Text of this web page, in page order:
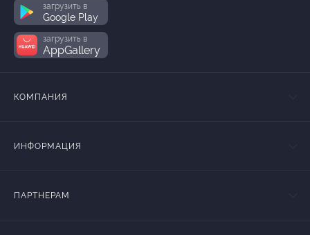
загрузить в
Google Play
загрузить в
AppGallery
КОМПАНИЯ
ИНФОРМАЦИЯ
ПАРТНЕРАМ